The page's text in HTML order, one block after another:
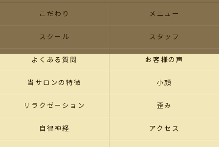
こだわり メニュー
スクール スタッフ
よくある質問 お客様の声
当サロンの特徴 小顔
リラクゼーション 歪み
自律神経 アクセス